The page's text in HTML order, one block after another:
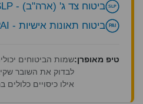
SLP ביטוח צד ג' (ארה"ב) - SLP
PAI ביטוח תאונות אישיות - PAI
טיפ מאופרן:שמות הביטוחים
לבדוק את השובר
אילו כיסויים